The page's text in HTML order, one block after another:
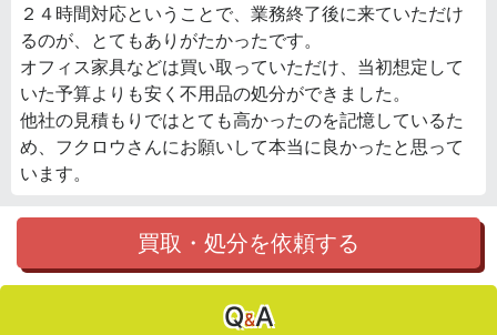
２４時間対応ということで、業務終了後に来ていただけ
るのが、とてもありがたかったです。
オフィス家具などは買い取っていただけ、当初想定して
いた予算よりも安く不用品の処分ができました。
他社の見積もりではとても高かったのを記憶しているた
め、フクロウさんにお願いして本当に良かったと思って
います。
買取・処分を依頼する
Q&A